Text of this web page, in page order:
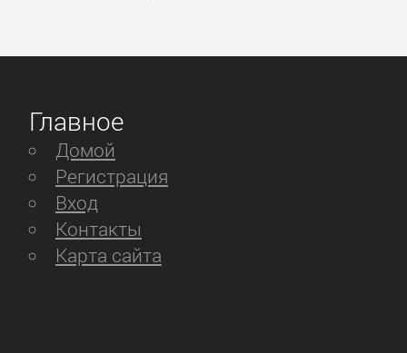
Главное
Домой
Регистрация
Вход
Контакты
Карта сайта